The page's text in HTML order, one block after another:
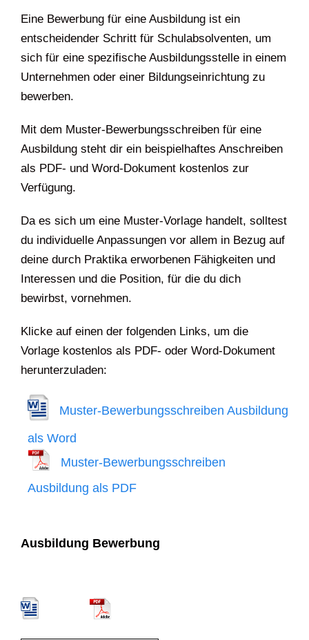
Eine Bewerbung für eine Ausbildung ist ein
entscheidender Schritt für Schulabsolventen, um
sich für eine spezifische Ausbildungsstelle in einem
Unternehmen oder einer Bildungseinrichtung zu
bewerben.
Mit dem Muster-Bewerbungsschreiben für eine
Ausbildung steht dir ein beispielhaftes Anschreiben
als PDF- und Word-Dokument kostenlos zur
Verfügung.
Da es sich um eine Muster-Vorlage handelt, solltest
du individuelle Anpassungen vor allem in Bezug auf
deine durch Praktika erworbenen Fähigkeiten und
Interessen und die Position, für die du dich
bewirbst, vornehmen.
Klicke auf einen der folgenden Links, um die
Vorlage kostenlos als PDF- oder Word-Dokument
herunterzuladen:
Muster-Bewerbungsschreiben Ausbildung
als Word
Muster-Bewerbungsschreiben
Ausbildung als PDF
Ausbildung Bewerbung